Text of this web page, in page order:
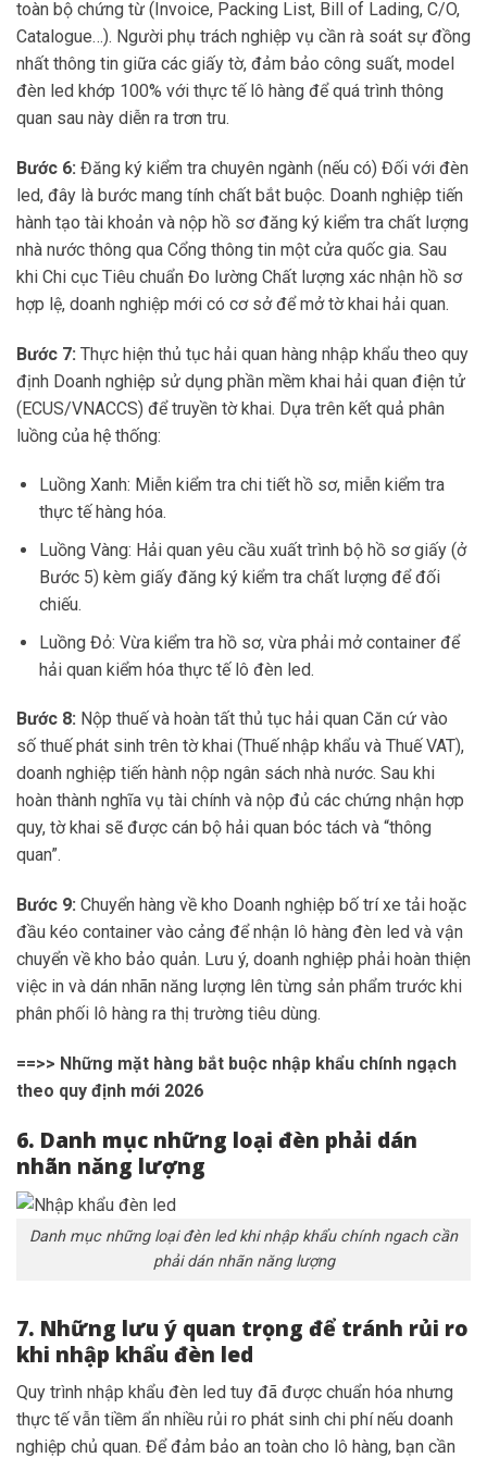
toàn bộ chứng từ (Invoice, Packing List, Bill of Lading, C/O,
Catalogue…). Người phụ trách nghiệp vụ cần rà soát sự đồng
nhất thông tin giữa các giấy tờ, đảm bảo công suất, model
đèn led khớp 100% với thực tế lô hàng để quá trình thông
quan sau này diễn ra trơn tru.
Bước 6: Đăng ký kiểm tra chuyên ngành (nếu có) Đối với đèn
led, đây là bước mang tính chất bắt buộc. Doanh nghiệp tiến
hành tạo tài khoản và nộp hồ sơ đăng ký kiểm tra chất lượng
nhà nước thông qua Cổng thông tin một cửa quốc gia. Sau
khi Chi cục Tiêu chuẩn Đo lường Chất lượng xác nhận hồ sơ
hợp lệ, doanh nghiệp mới có cơ sở để mở tờ khai hải quan.
Bước 7: Thực hiện thủ tục hải quan hàng nhập khẩu theo quy
định Doanh nghiệp sử dụng phần mềm khai hải quan điện tử
(ECUS/VNACCS) để truyền tờ khai. Dựa trên kết quả phân
luồng của hệ thống:
Luồng Xanh: Miễn kiểm tra chi tiết hồ sơ, miễn kiểm tra
thực tế hàng hóa.
Luồng Vàng: Hải quan yêu cầu xuất trình bộ hồ sơ giấy (ở
Bước 5) kèm giấy đăng ký kiểm tra chất lượng để đối
chiếu.
Luồng Đỏ: Vừa kiểm tra hồ sơ, vừa phải mở container để
hải quan kiểm hóa thực tế lô đèn led.
Bước 8: Nộp thuế và hoàn tất thủ tục hải quan Căn cứ vào
số thuế phát sinh trên tờ khai (Thuế nhập khẩu và Thuế VAT),
doanh nghiệp tiến hành nộp ngân sách nhà nước. Sau khi
hoàn thành nghĩa vụ tài chính và nộp đủ các chứng nhận hợp
quy, tờ khai sẽ được cán bộ hải quan bóc tách và “thông
quan”.
Bước 9: Chuyển hàng về kho Doanh nghiệp bố trí xe tải hoặc
đầu kéo container vào cảng để nhận lô hàng đèn led và vận
chuyển về kho bảo quản. Lưu ý, doanh nghiệp phải hoàn thiện
việc in và dán nhãn năng lượng lên từng sản phẩm trước khi
phân phối lô hàng ra thị trường tiêu dùng.
==>> Những mặt hàng bắt buộc nhập khẩu chính ngạch
theo quy định mới 2026
6. Danh mục những loại đèn phải dán
nhãn năng lượng
Danh mục những loại đèn led khi nhập khẩu chính ngach cần
phải dán nhãn năng lượng
7. Những lưu ý quan trọng để tránh rủi ro
khi nhập khẩu đèn led
Quy trình nhập khẩu đèn led tuy đã được chuẩn hóa nhưng
thực tế vẫn tiềm ẩn nhiều rủi ro phát sinh chi phí nếu doanh
nghiệp chủ quan. Để đảm bảo an toàn cho lô hàng, bạn cần